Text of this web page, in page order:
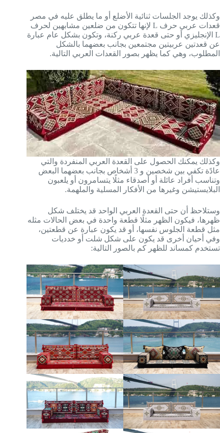
وكذلك يوجد الجلسات ثنائية الأضلع أو ما يطلق عليه في مصر
قعدات عربي حرف L لإنها تتكون من ضلعين مشابهين لحرف
L الإنجليزي أو حتى قعدة عربي ركنة، وتكون بشكل عام عبارة
عن قعدتين عربيتين مجتمعين بجانب بعضهما بالشكل
المطلوب، وهي كما يظهر بصور القعدات العربي التالية.
وكذلك يمكنك الحصول على القعدة العربي المنفردة والتي
عادًة تكفي بين شخصين و 3 أشخاص بجانب بعضهما البعض
وتناسب أفراد عائلة أو أصدقاء مثلًا يتسامرون أو يلعبون
البلايستيشن وغيرها من الأفكار المسلية والملهمة.
وستلاحظ أن حتى القعدة العربي الواحد قد يختلف شكل
ظهرها، فيكون الظهر مثلًا قطعة واحدة في بعض الحالات مثله
مثل قطعة الجلوس نفسها، أو قد يكون عبارة عن قطعتين،
وفي أحيان أخرى قد يكون على شكل شلت أو خدديات
تستخدم كمساند للظهر كم بالصور التالية: